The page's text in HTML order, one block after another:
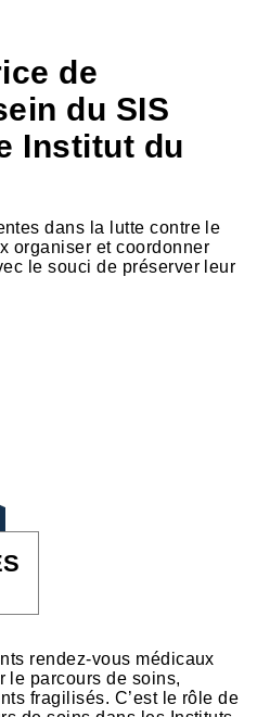
de
du SIS
Institut du
dans la lutte contre le
organiser et coordonner
le souci de préserver leur
rendez-vous médicaux
le parcours de soins,
fragilisés. C’est le rôle de